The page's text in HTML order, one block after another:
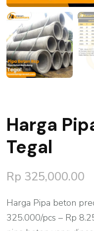
Harga
Tegal
Rp 325,000.00
Harga Pipa beton
325.000/pcs – Rp